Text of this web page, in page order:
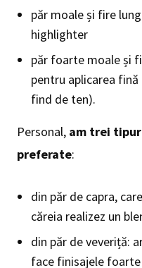
păr moale și fire
highlighter
păr foarte moale și
pentru aplicarea
find de ten).
Personal, am trei
preferate:
din păr de capra,
căreia realizez un
din păr de veveriță:
face finisajele